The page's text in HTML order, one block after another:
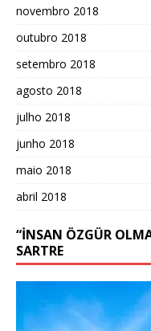
novembro 2018
outubro 2018
setembro 2018
agosto 2018
julho 2018
junho 2018
maio 2018
abril 2018
“İNSAN ÖZGÜR
SARTRE